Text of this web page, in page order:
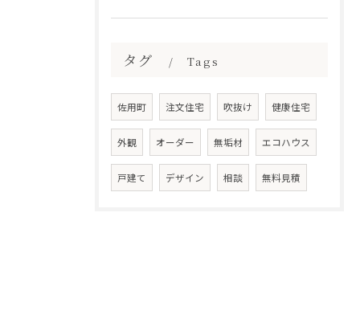
タグ Tags
佐用町 注文住宅 吹抜け 健康住宅
外観 オーダー 無垢材 エコハウス
戸建て デザイン 相談 無料見積